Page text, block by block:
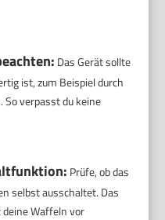
Das Gerät sollte
ist, zum Beispiel durch
So verpasst du keine
Prüfe, ob das
selbst ausschaltet. Das
Waffeln vor